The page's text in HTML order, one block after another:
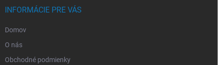
INFORMÁCIE PRE VÁS
Domov
O nás
Obchodné podmienky